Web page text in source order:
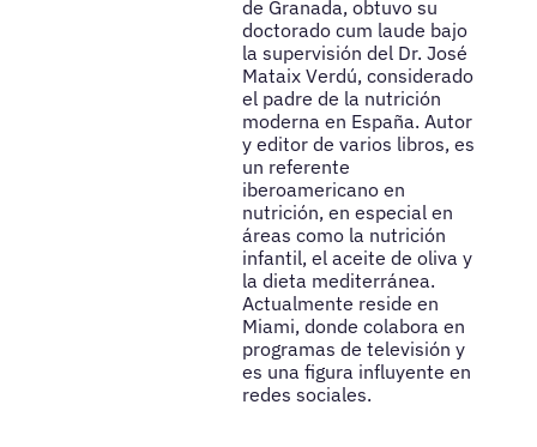
de Granada, obtuvo su
doctorado cum laude bajo
la supervisión del Dr. José
Mataix Verdú, considerado
el padre de la nutrición
moderna en España. Autor
y editor de varios libros, es
un referente
iberoamericano en
nutrición, en especial en
áreas como la nutrición
infantil, el aceite de oliva y
la dieta mediterránea.
Actualmente reside en
Miami, donde colabora en
programas de televisión y
es una figura influyente en
redes sociales.